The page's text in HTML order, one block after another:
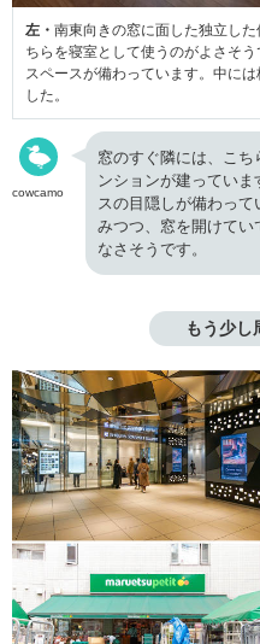
左・ 南東向きの窓に面した独立し
ちらを寝室として使うのがよさそう
スペースが備わっています。中に
した。
cowcamo
窓のすぐ隣には、こ
ンションが建ってい
スの目隠しが備わっ
みつつ、窓を開けてい
なさそうです。
もう少し